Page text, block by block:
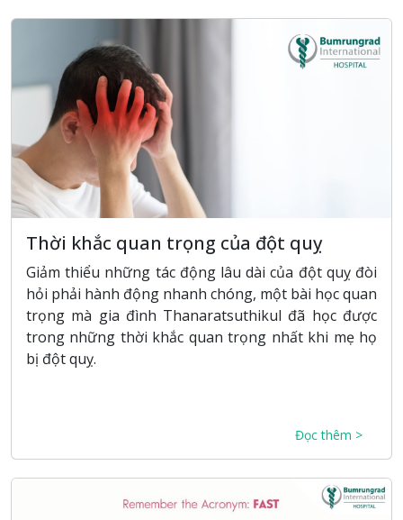
Thời khắc quan trọng của đột quỵ
Giảm thiểu những tác động lâu dài của đột quỵ đòi
hỏi phải hành động nhanh chóng, một bài học quan
trọng mà gia đình Thanaratsuthikul đã học được
trong những thời khắc quan trọng nhất khi mẹ họ
bị đột quỵ.
Đọc thêm >